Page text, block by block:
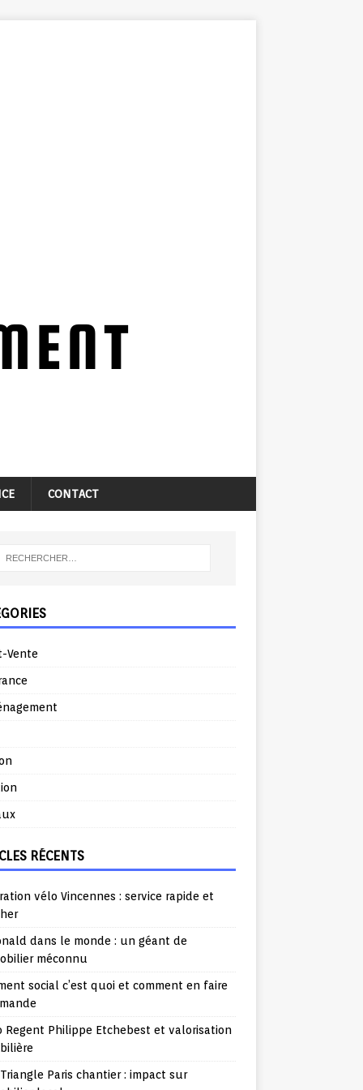
CONTACT
Vente
RÉCENTS
vélo Vincennes : service rapide et
dans le monde : un géant de
méconnu
social c’est quoi et comment en faire
Regent Philippe Etchebest et valorisation
Paris chantier : impact sur